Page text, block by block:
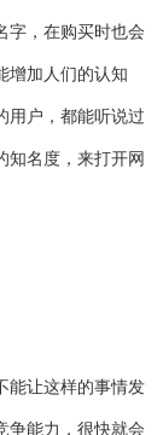
字，在购买时也会
增加人们的认知
用户，都能听说过
知名度，来打开网
能让这样的事情发
争能力，很快就会